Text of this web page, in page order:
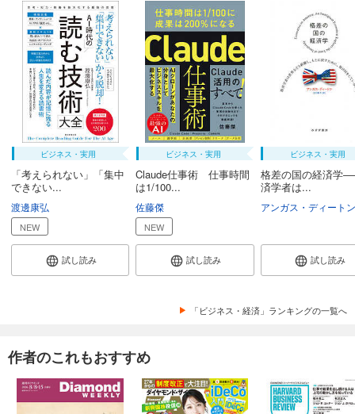
ビジネス・実用
「考えられない」「集中
できない...
渡邊康弘
NEW
試し読み
ビジネス・実用
Claude仕事術 仕事時間
は1/100...
佐藤傑
NEW
試し読み
ビジネス・実用
格差の国の経済学
済学者は...
アンガス・ディートン
試し読み
「ビジネス・経済」ランキングの一覧へ
作者のこれもおすすめ